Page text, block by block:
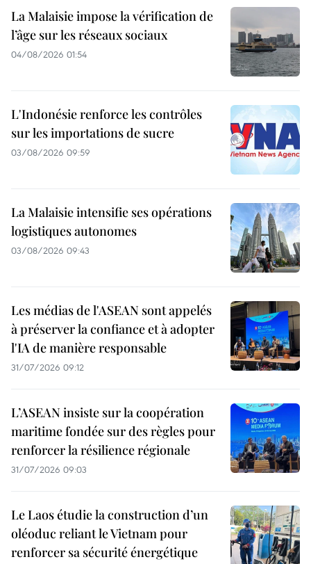
La Malaisie impose la vérification de
l’âge sur les réseaux sociaux
04/08/2026 01:54
L'Indonésie renforce les contrôles
sur les importations de sucre
03/08/2026 09:59
La Malaisie intensifie ses opérations
logistiques autonomes
03/08/2026 09:43
Les médias de l'ASEAN sont appelés
à préserver la confiance et à adopter
l'IA de manière responsable
31/07/2026 09:12
L’ASEAN insiste sur la coopération
maritime fondée sur des règles pour
renforcer la résilience régionale
31/07/2026 09:03
Le Laos étudie la construction d’un
oléoduc reliant le Vietnam pour
renforcer sa sécurité énergétique